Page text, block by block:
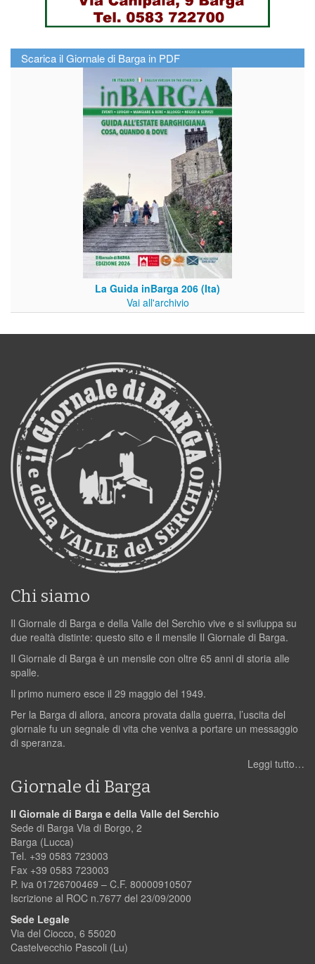
Scarica il Giornale di Barga in PDF
La Guida inBarga 206 (Ita)
Vai all'archivio
Chi siamo
Il Giornale di Barga e della Valle del Serchio vive e si sviluppa su
due realtà distinte: questo sito e il mensile Il Giornale di Barga.
Il Giornale di Barga è un mensile con oltre 65 anni di storia alle
spalle.
Il primo numero esce il 29 maggio del 1949.
Per la Barga di allora, ancora provata dalla guerra, l’uscita del
giornale fu un segnale di vita che veniva a portare un messaggio
di speranza.
Leggi tutto…
Giornale di Barga
Il Giornale di Barga e della Valle del Serchio
Sede di Barga Via di Borgo, 2
Barga (Lucca)
Tel. +39 0583 723003
Fax +39 0583 723003
P. iva 01726700469 – C.F. 80000910507
Iscrizione al ROC n.7677 del 23/09/2000
Sede Legale
Via del Ciocco, 6 55020
Castelvecchio Pascoli (Lu)